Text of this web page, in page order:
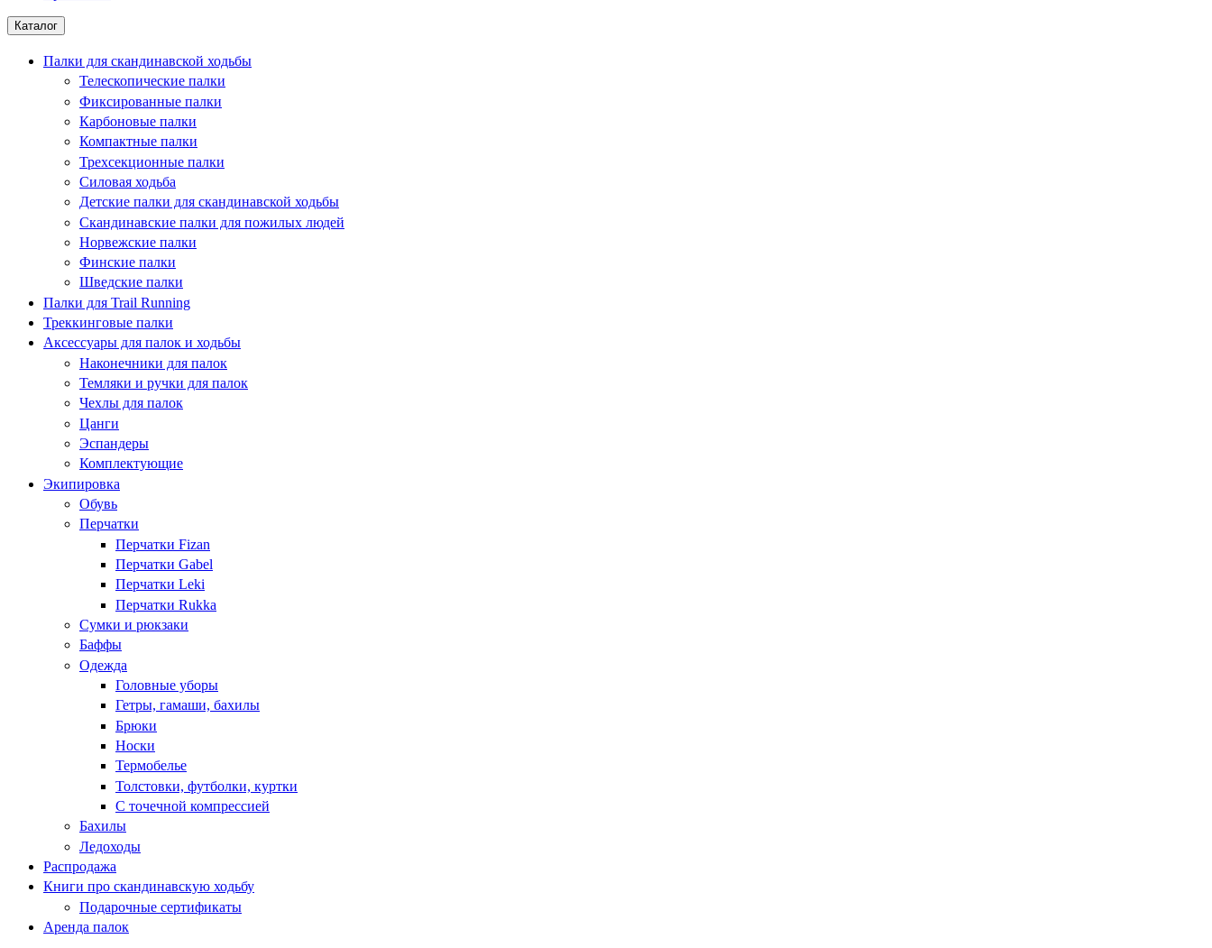
Каталог
Палки для скандинавской ходьбы
Телескопические палки
Фиксированные палки
Карбоновые палки
Компактные палки
Трехсекционные палки
Силовая ходьба
Детские палки для скандинавской ходьбы
Скандинавские палки для пожилых людей
Норвежские палки
Финские палки
Шведские палки
Палки для Trail Running
Треккинговые палки
Аксессуары для палок и ходьбы
Наконечники для палок
Темляки и ручки для палок
Чехлы для палок
Цанги
Эспандеры
Комплектующие
Экипировка
Обувь
Перчатки
Перчатки Fizan
Перчатки Gabel
Перчатки Leki
Перчатки Rukka
Сумки и рюкзаки
Баффы
Одежда
Головные уборы
Гетры, гамаши, бахилы
Брюки
Носки
Термобелье
Толстовки, футболки, куртки
С точечной компрессией
Бахилы
Ледоходы
Распродажа
Книги про скандинавскую ходьбу
Подарочные сертификаты
Аренда палок